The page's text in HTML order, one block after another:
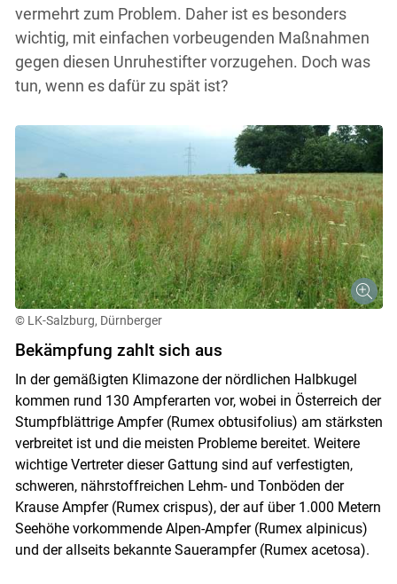
vermehrt zum Problem. Daher ist es besonders
wichtig, mit einfachen vorbeugenden Maßnahmen
gegen diesen Unruhestifter vorzugehen. Doch was
tun, wenn es dafür zu spät ist?
© LK-Salzburg, Dürnberger
Bekämpfung zahlt sich aus
In der gemäßigten Klimazone der nördlichen Halbkugel
kommen rund 130 Ampferarten vor, wobei in Österreich der
Stumpfblättrige Ampfer (Rumex obtusifolius) am stärksten
verbreitet ist und die meisten Probleme bereitet. Weitere
wichtige Vertreter dieser Gattung sind auf verfestigten,
schweren, nährstoffreichen Lehm- und Tonböden der
Krause Ampfer (Rumex crispus), der auf über 1.000 Metern
Seehöhe vorkommende Alpen-Ampfer (Rumex alpinicus)
und der allseits bekannte Sauerampfer (Rumex acetosa).